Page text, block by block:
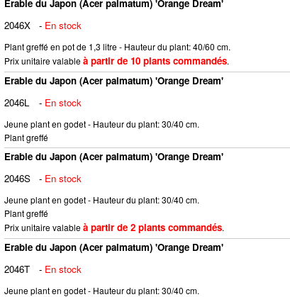
Erable du Japon (Acer palmatum) 'Orange Dream'
2046X
- En stock
Plant greffé en pot de 1,3 litre - Hauteur du plant: 40/60 cm.
Prix unitaire valableà partir de 10 plants commandés.
Erable du Japon (Acer palmatum) 'Orange Dream'
2046L
- En stock
Jeune plant en godet - Hauteur du plant: 30/40 cm.
Plant greffé
Erable du Japon (Acer palmatum) 'Orange Dream'
2046S
- En stock
Jeune plant en godet - Hauteur du plant: 30/40 cm.
Plant greffé
Prix unitaire valableà partir de 2 plants commandés.
Erable du Japon (Acer palmatum) 'Orange Dream'
2046T
- En stock
Jeune plant en godet - Hauteur du plant: 30/40 cm.